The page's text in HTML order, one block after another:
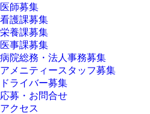
医師募集
看護課募集
栄養課募集
医事課募集
病院総務・法人事務募集
アメニティースタッフ募集
ドライバー募集
応募・お問合せ
アクセス